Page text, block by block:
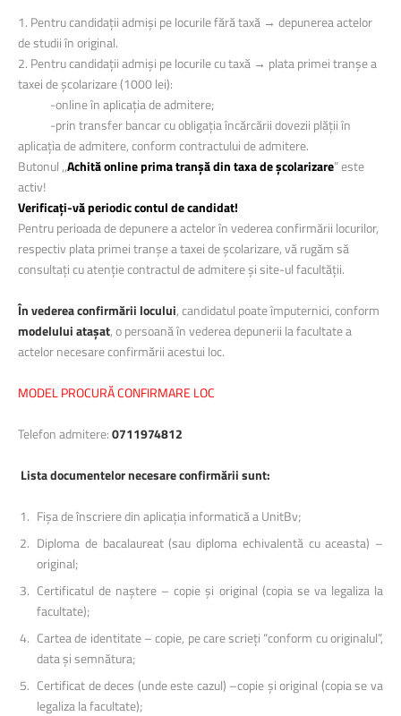
1. Pentru candidații admiși pe locurile fără taxă → depunerea actelor
de studii în original.
2. Pentru candidații admiși pe locurile cu taxă → plata primei tranșe a
taxei de școlarizare (1000 lei):
-online în aplicația de admitere;
-prin transfer bancar cu obligația încărcării dovezii plății în
aplicația de admitere, conform contractului de admitere.
Butonul ,,Achită online prima tranșă din taxa de școlarizare” este
activ!
Verificați-vă periodic contul de candidat!
Pentru perioada de depunere a actelor în vederea confirmării locurilor,
respectiv plata primei tranșe a taxei de școlarizare, vă rugăm să
consultați cu atenție contractul de admitere și site-ul facultății.
În vederea confirmării locului, candidatul poate împuternici, conform
modelului atașat, o persoană în vederea depunerii la facultate a
actelor necesare confirmării acestui loc.
MODEL PROCURĂ CONFIRMARE LOC
Telefon admitere:0711974812
Lista documentelor necesare confirmării sunt:
Fișa de înscriere din aplicația informatică a UnitBv;
Diploma de bacalaureat (sau diploma echivalentă cu aceasta) –
original;
Certificatul de naștere – copie și original (copia se va legaliza la
facultate);
Cartea de identitate – copie, pe care scrieți “conform cu originalul”,
data și semnătura;
Certificat de deces (unde este cazul) –copie și original (copia se va
legaliza la facultate);